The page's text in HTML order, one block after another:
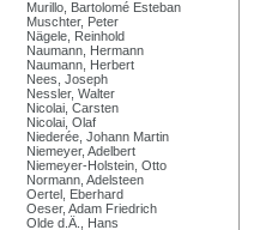
Murillo, Bartolomé Esteban
Muschter, Peter
Nägele, Reinhold
Naumann, Hermann
Naumann, Herbert
Nees, Joseph
Nessler, Walter
Nicolai, Carsten
Nicolai, Olaf
Niederée, Johann Martin
Niemeyer, Adelbert
Niemeyer-Holstein, Otto
Normann, Adelsteen
Oertel, Eberhard
Oeser, Adam Friedrich
Olde d.Ä., Hans